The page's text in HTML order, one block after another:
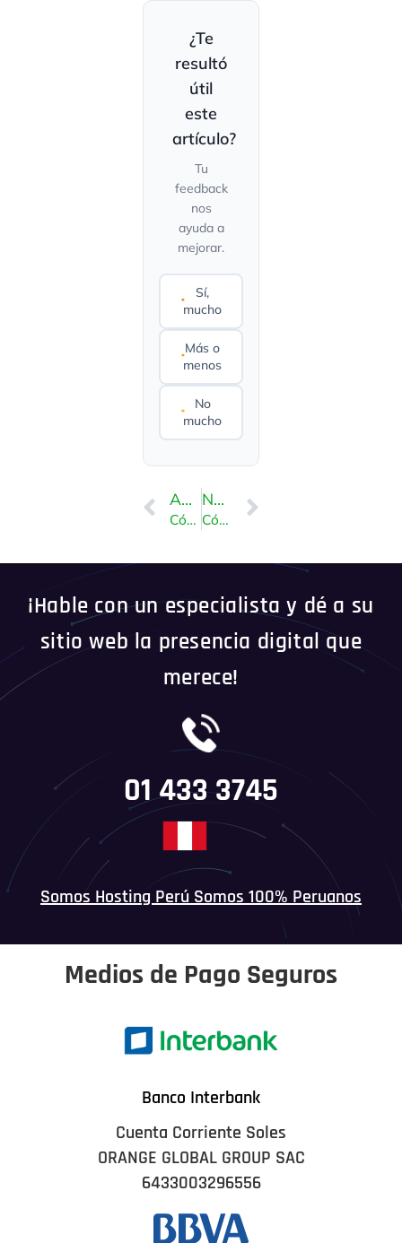
¿Te
resultó
útil
este
artículo?
Tu
feedback
nos
ayuda a
mejorar.
Sí,
mucho
Más o
menos
No
mucho
ANTERIOR
Cómo deshabilitar el modo de rescate en Virtualizor
NEXT
Cómo configurar servidores de nombres personalizados/privados en WHM
¡Hable con un especialista y dé a su
sitio web la presencia digital que
merece!
01 433 3745
Somos Hosting Perú Somos 100% Peruanos
Medios de Pago Seguros
Banco Interbank
Cuenta Corriente Soles
ORANGE GLOBAL GROUP SAC
6433003296556